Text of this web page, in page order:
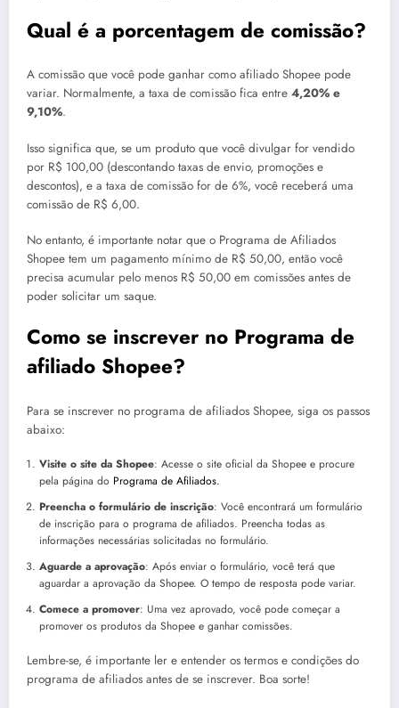
Qual é a porcentagem de comissão?
A comissão que você pode ganhar como afiliado Shopee pode
variar. Normalmente, a taxa de comissão fica entre 4,20% e
9,10%.
Isso significa que, se um produto que você divulgar for vendido
por R$ 100,00 (descontando taxas de envio, promoções e
descontos), e a taxa de comissão for de 6%, você receberá uma
comissão de R$ 6,00.
No entanto, é importante notar que o Programa de Afiliados
Shopee tem um pagamento mínimo de R$ 50,00, então você
precisa acumular pelo menos R$ 50,00 em comissões antes de
poder solicitar um saque.
Como se inscrever no Programa de
afiliado Shopee?
Para se inscrever no programa de afiliados Shopee, siga os passos
abaixo:
Visite o site da Shopee: Acesse o site oficial da Shopee e procure
pela página do Programa de Afiliados.
Preencha o formulário de inscrição: Você encontrará um formulário
de inscrição para o programa de afiliados. Preencha todas as
informações necessárias solicitadas no formulário.
Aguarde a aprovação: Após enviar o formulário, você terá que
aguardar a aprovação da Shopee. O tempo de resposta pode variar.
Comece a promover: Uma vez aprovado, você pode começar a
promover os produtos da Shopee e ganhar comissões.
Lembre-se, é importante ler e entender os termos e condições do
programa de afiliados antes de se inscrever. Boa sorte!